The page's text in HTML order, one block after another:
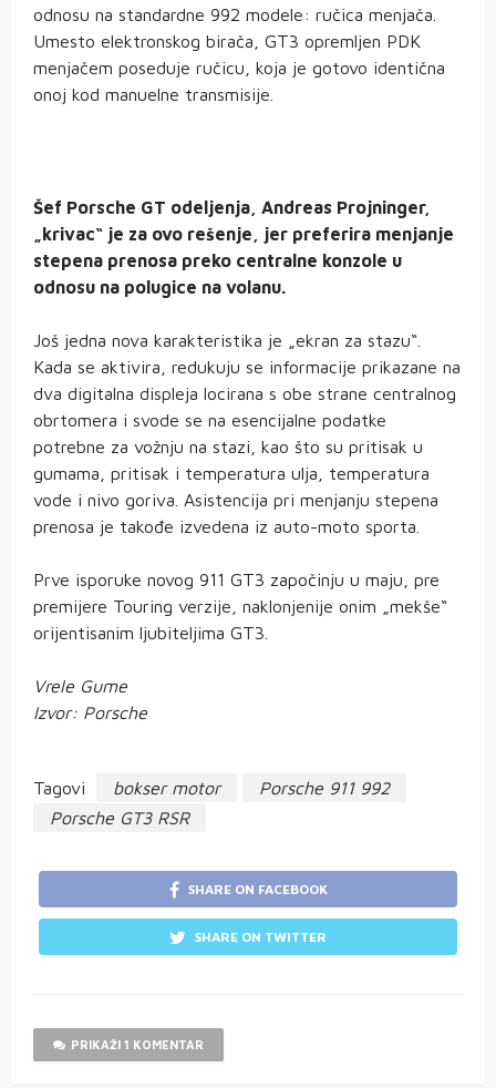
odnosu na standardne 992 modele: ručica menjača.
Umesto elektronskog birača, GT3 opremljen PDK
menjačem poseduje ručicu, koja je gotovo identična
onoj kod manuelne transmisije.
Šef Porsche GT odeljenja, Andreas Projninger,
„krivac“ je za ovo rešenje, jer preferira menjanje
stepena prenosa preko centralne konzole u
odnosu na polugice na volanu.
Još jedna nova karakteristika je „ekran za stazu“.
Kada se aktivira, redukuju se informacije prikazane na
dva digitalna displeja locirana s obe strane centralnog
obrtomera i svode se na esencijalne podatke
potrebne za vožnju na stazi, kao što su pritisak u
gumama, pritisak i temperatura ulja, temperatura
vode i nivo goriva. Asistencija pri menjanju stepena
prenosa je takođe izvedena iz auto-moto sporta.
Prve isporuke novog 911 GT3 započinju u maju, pre
premijere Touring verzije, naklonjenije onim „mekše“
orijentisanim ljubiteljima GT3.
Vrele Gume
Izvor: Porsche
Tagovi bokser motor
Porsche 911 992
Porsche GT3 RSR
SHARE ON FACEBOOK
SHARE ON TWITTER
PRIKAŽI 1 KOMENTAR